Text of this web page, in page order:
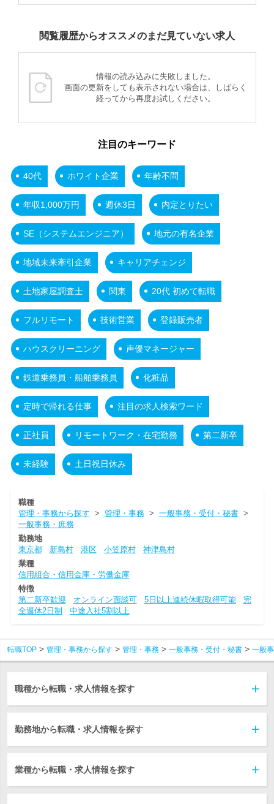
閲覧履歴からオススメのまだ見ていない求人
情報の読み込みに失敗しました。
画面の更新をしても表示されない場合は、しばらく
経ってから再度お試しください。
注目のキーワード
40代 ホワイト企業 年齢不問
年収1,000万円 週休3日 内定とりたい
SE（システムエンジニア） 地元の有名企業
地域未来牽引企業 キャリアチェンジ
土地家屋調査士 関東 20代 初めて転職
フルリモート 技術営業 登録販売者
ハウスクリーニング 声優マネージャー
鉄道乗務員・船舶乗務員 化粧品
定時で帰れる仕事 注目の求人検索ワード
正社員 リモートワーク・在宅勤務 第二新卒
未経験 土日祝日休み
職種
管理・事務から探す > 管理・事務> 一般事務・受付・秘書>
一般事務・庶務
勤務地
東京都
新島村 港区 小笠原村
神津島村
業種
信用組合・信用金庫・労働金庫
特徴
第二新卒歓迎
オンライン面談可 5日以上連続休暇取得可能
完
全週休2日制
中途入社5割以上
転職TOP 管理・事務から探す 管理・事務 一般事務・受付・秘書 一般
職種から転職・求人情報を探す
勤務地から転職・求人情報を探す
業種から転職・求人情報を探す